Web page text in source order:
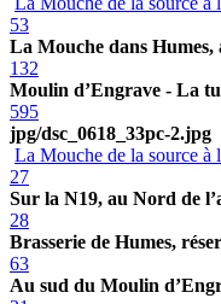
53
La Mouche dans
132
Moulin d’Engrave - La
595
jpg/dsc_0618_33pc-2.jpg
La Mouche de la source à
27
Sur la N19, au Nord de
28
Brasserie de Humes,
63
Au sud du Moulin